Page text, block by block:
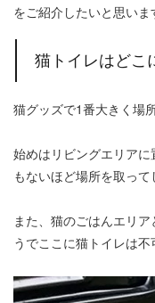
をご紹介したいと思いま
猫トイレはどこ
猫グッズで1番大きく場
始めはリビングエリア
もないほど場所を取っ
また、猫のごはんエリ
うでここに猫トイレは